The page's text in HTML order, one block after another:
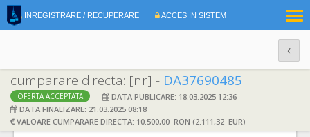
INREGISTRARE / RECUPERARE ACCES IN SISTEM
cumparare directa: [nr] - DA37690485
OFERTA ACCEPTATA
DATA PUBLICARE: 18.03.2025 12:36
DATA FINALIZARE: 21.03.2025 08:18
VALOARE CUMPARARE DIRECTA: 10.500,00 RON (2.111,32 EUR)
DATE IDENTIFICARE OFERTANT
Ofertant: S.C. FILDAS TRADING S.R.L. CIF: 4851409